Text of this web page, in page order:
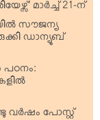
മാര്‍ച്ച് 21-ന്
സൗജന്യ
ഡാന്യൂബ്
പഠനം:
വര്‍ഷം പോസ്റ്റ്